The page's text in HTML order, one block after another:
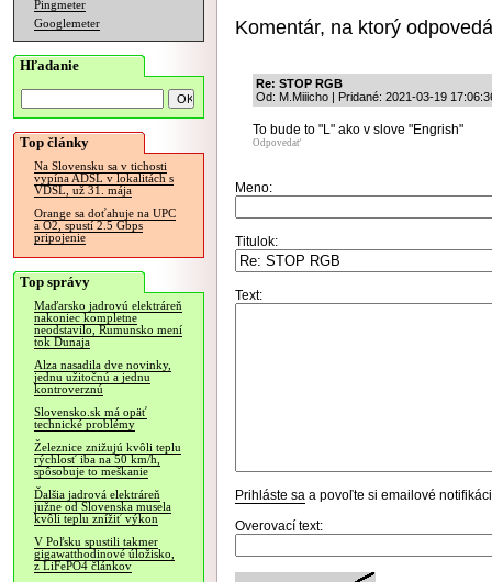
Pingmeter
Googlemeter
Hľadanie
Top články
Na Slovensku sa v tichosti
vypína ADSL v lokalitách s
VDSL, už 31. mája
Orange sa doťahuje na UPC
a O2, spustí 2.5 Gbps
pripojenie
Top správy
Maďarsko jadrovú elektráreň
nakoniec kompletne
neodstavilo, Rumunsko mení
tok Dunaja
Alza nasadila dve novinky,
jednu užitočnú a jednu
kontroverznú
Slovensko.sk má opäť
technické problémy
Železnice znižujú kvôli teplu
rýchlosť iba na 50 km/h,
spôsobuje to meškanie
Ďalšia jadrová elektráreň
južne od Slovenska musela
kvôli teplu znížiť výkon
V Poľsku spustili takmer
gigawatthodinové úložisko,
z LiFePO4 článkov
Komentár, na ktorý
Re: STOP RGB
Od: M.Miiicho | Pridané: 2021-03-19
To bude to "L" ako v slove "Engrish"
Odpovedať
Meno:
Titulok:
Text:
Prihláste sa a povoľte si emailové
Overovací text: